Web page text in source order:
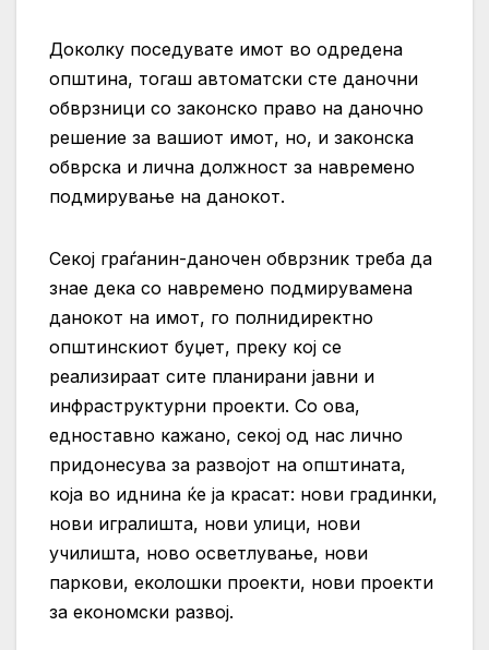
Доколку поседувате имот во одредена
општина, тогаш автоматски сте даночни
обврзници со законско право на даночно
решение за вашиот имот, но, и законска
обврска и лична должност за навремено
подмирување на данокот.
Секој граѓанин-даночен обврзник треба да
знае дека со навремено подмирувамена
данокот на имот, го полнидиректно
општинскиот буџет, преку кој се
реализираат сите планирани јавни и
инфраструктурни проекти. Со ова,
едноставно кажано, секој од нас лично
придонесува за развојот на општината,
која во иднина ќе ја красат: нови градинки,
нови игралишта, нови улици, нови
училишта, ново осветлување, нови
паркови, еколошки проекти, нови проекти
за економски развој.